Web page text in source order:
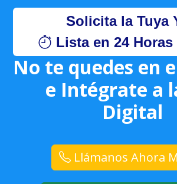
Solicita la Tuya
Lista en 24
No te quedes en
e Intégrate a
Digital
Llámanos Ahora